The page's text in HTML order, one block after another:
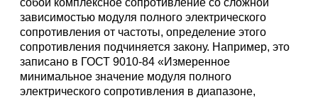
собой комплексное сопротивление со сложной
зависимостью модуля полного электрического
сопротивления от частоты, определение этого
сопротивления подчиняется закону. Например, это
записано в ГОСТ 9010-84 «Измеренное
минимальное значение модуля полного
электрического сопротивления в диапазоне,